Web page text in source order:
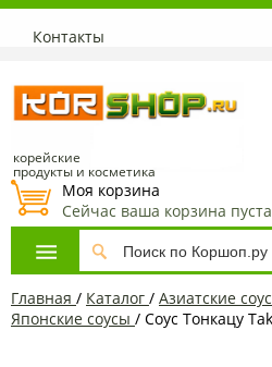
Контакты
корейские
продукты и косметика
Моя корзина
Сейчас ваша корзина пуста
Главная / Каталог / Азиатские
Японские соусы / Соус Тонкацу